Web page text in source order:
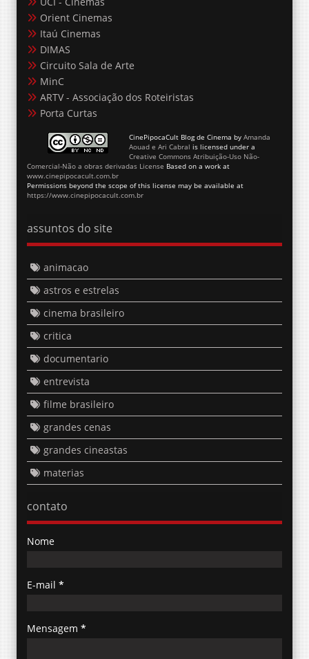
Orient Cinemas
Itaú Cinemas
DIMAS
Circuito Sala de Arte
MinC
ARTV - Associação dos Roteiristas
Porta Curtas
CinePipocaCult Blog de Cinema by Amanda
Aouad e Ari Cabral is licensed under a
Creative Commons Atribuição-Uso Não-
Comercial-Não a obras derivadas License Based on a work at
www.cinepipocacult.com.br
Permissions beyond the scope of this license may be available at
https://www.cinepipocacult.com.br
assuntos do site
animacao
astros e estrelas
cinema brasileiro
critica
documentario
entrevista
filme brasileiro
grandes cenas
grandes cineastas
materias
contato
Nome
E-mail *
Mensagem *